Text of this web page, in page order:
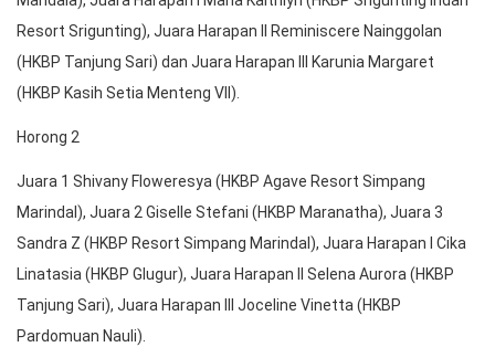
Resort Srigunting), Juara Harapan II Reminiscere Nainggolan
(HKBP Tanjung Sari) dan Juara Harapan III Karunia Margaret
(HKBP Kasih Setia Menteng VII).
Horong 2
Juara 1 Shivany Floweresya (HKBP Agave Resort Simpang
Marindal), Juara 2 Giselle Stefani (HKBP Maranatha), Juara 3
Sandra Z (HKBP Resort Simpang Marindal), Juara Harapan I Cika
Linatasia (HKBP Glugur), Juara Harapan II Selena Aurora (HKBP
Tanjung Sari), Juara Harapan III Joceline Vinetta (HKBP
Pardomuan Nauli).